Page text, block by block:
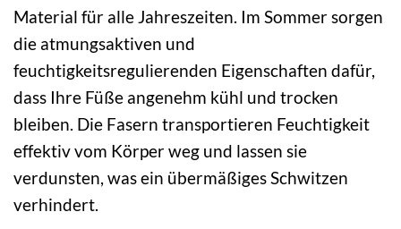
Material für alle Jahreszeiten. Im Sommer sorgen
die atmungsaktiven und
feuchtigkeitsregulierenden Eigenschaften dafür,
dass Ihre Füße angenehm kühl und trocken
bleiben. Die Fasern transportieren Feuchtigkeit
effektiv vom Körper weg und lassen sie
verdunsten, was ein übermäßiges Schwitzen
verhindert.